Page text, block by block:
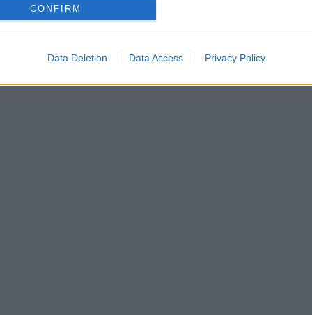
CONFIRM
Data Deletion Data Access Privacy Policy